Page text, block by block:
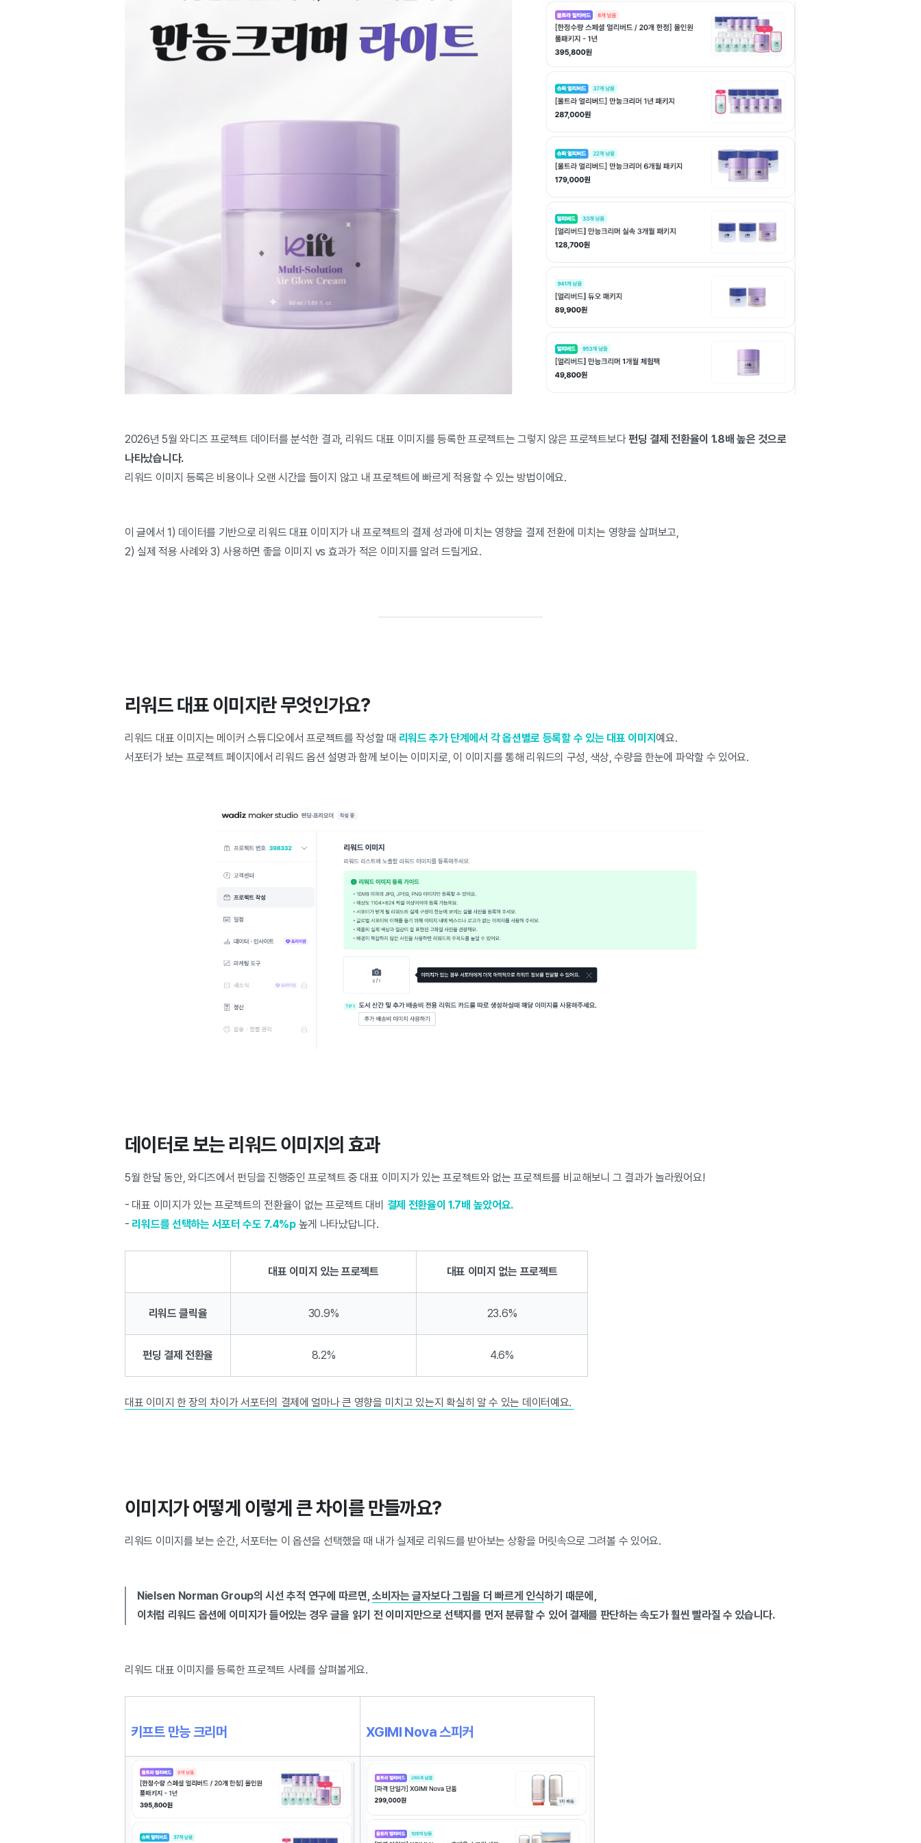
2026년 5월 와디즈 프로젝트 데이터를 분석한 결과, 리워드 대표 이미지를 등록한 프로젝트는 그렇지 않은 프로젝트보다펀딩 결제 전환율이 1.8배 높은 것으로
나타났습니다.
리워드 이미지 등록은 비용이나 오랜 시간을 들이지 않고 내 프로젝트에 빠르게 적용할 수 있는 방법이에요.
이 글에서 1) 데이터를 기반으로 리워드 대표 이미지가 내 프로젝트의 결제 성과에 미치는 영향을 결제 전환에 미치는 영향을 살펴보고,
2) 실제 적용 사례와 3) 사용하면 좋을 이미지 vs 효과가 적은 이미지를 알려 드릴게요.
리워드 대표 이미지란 무엇인가요?
리워드 대표 이미지는 메이커 스튜디오에서 프로젝트를 작성할 때 리워드 추가 단계에서 각 옵션별로 등록할 수 있는 대표 이미지 예요.
서포터가 보는 프로젝트 페이지에서 리워드 옵션 설명과 함께 보이는 이미지로, 이 이미지를 통해 리워드의 구성, 색상, 수량을 한눈에 파악할 수 있어요.
데이터로 보는 리워드 이미지의 효과
5월 한달 동안, 와디즈에서 펀딩을 진행중인 프로젝트 중 대표 이미지가 있는 프로젝트와 없는 프로젝트를 비교해보니 그 결과가 놀라웠어요!
- 대표 이미지가 있는 프로젝트의 전환율이 없는 프로젝트 대비 결제 전환율이 1.7배 높았어요.
- 리워드를 선택하는 서포터 수도 7.4%p 높게 나타났답니다.
대표 이미지 있는 프로젝트 대표 이미지 없는 프로젝트
리워드 클릭율 30.9% 23.6%
펀딩 결제 전환율 8.2% 4.6%
대표 이미지 한 장의 차이가 서포터의 결제에 얼마나 큰 영향을 미치고 있는지 확실히 알 수 있는 데이터예요.
이미지가 어떻게 이렇게 큰 차이를 만들까요?
리워드 이미지를 보는 순간, 서포터는 이 옵션을 선택했을 때 내가 실제로 리워드를 받아보는 상황을 머릿속으로 그려볼 수 있어요.
Nielsen Norman Group의 시선 추적 연구에 따르면,소비자는 글자보다 그림을 더 빠르게 인식하기 때문에,
이처럼 리워드 옵션에 이미지가 들어있는 경우 글을 읽기 전 이미지만으로 선택지를 먼저 분류할 수 있어 결제를 판단하는 속도가 훨씬 빨라질 수 있습니다.
리워드 대표 이미지를 등록한 프로젝트 사례를 살펴볼게요.
키프트 만능 크리머 XGIMI Nova 스피커